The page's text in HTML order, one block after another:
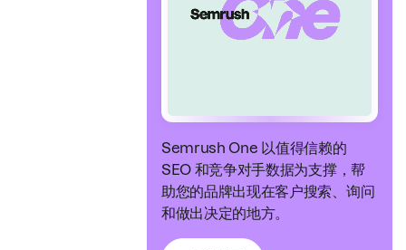
Semrush One 以值得信赖的
SEO 和竞争对手数据为支撑，帮
助您的品牌出现在客户搜索、询问
和做出决定的地方。